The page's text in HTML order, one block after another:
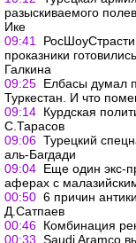
разыскиваемого
Ике
09:41
проказники
Галкина
09:25 Елбасы думал
Туркестан. И что
09:14 Курдская
С.Тарасов
09:06 Турецкий
аль-Багдади
09:04 Еще один экс-
аферах с
00:50 6 причин
Д.Сатпаев
00:46 Комбинация
00:33 Saudi Aramco